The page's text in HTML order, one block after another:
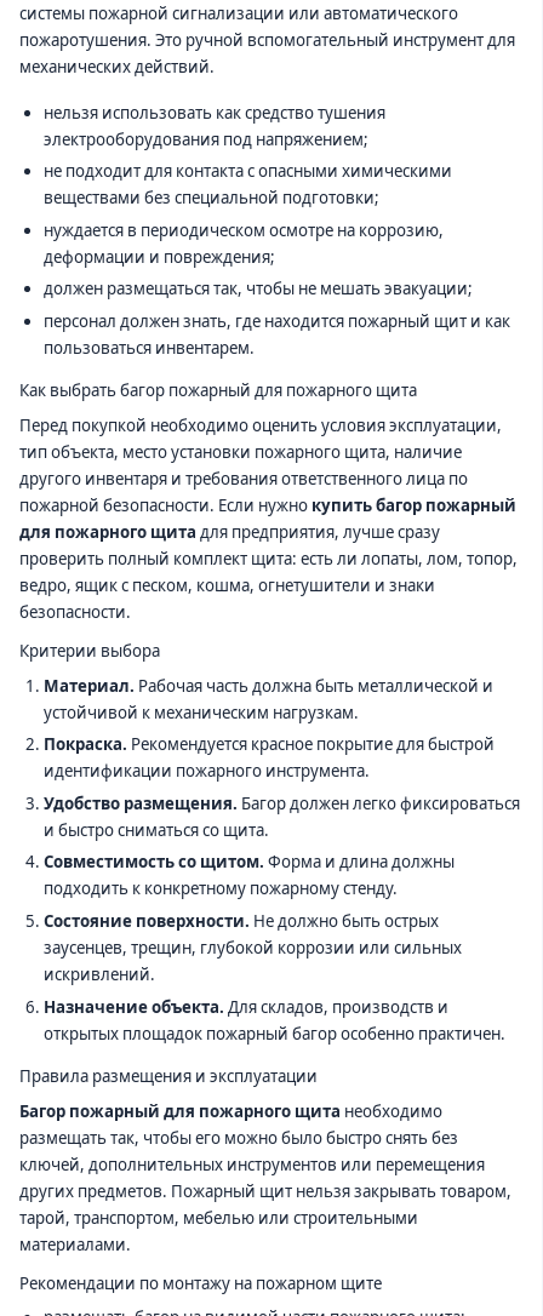
системы пожарной сигнализации или автоматического
пожаротушения. Это ручной вспомогательный инструмент для
механических действий.
нельзя использовать как средство тушения
электрооборудования под напряжением;
не подходит для контакта с опасными химическими
веществами без специальной подготовки;
нуждается в периодическом осмотре на коррозию,
деформации и повреждения;
должен размещаться так, чтобы не мешать эвакуации;
персонал должен знать, где находится пожарный щит и как
пользоваться инвентарем.
Как выбрать багор пожарный для пожарного щита
Перед покупкой необходимо оценить условия эксплуатации,
тип объекта, место установки пожарного щита, наличие
другого инвентаря и требования ответственного лица по
пожарной безопасности. Если нужно купить багор пожарный
для пожарного щита для предприятия, лучше сразу
проверить полный комплект щита: есть ли лопаты, лом, топор,
ведро, ящик с песком, кошма, огнетушители и знаки
безопасности.
Критерии выбора
Материал. Рабочая часть должна быть металлической и
устойчивой к механическим нагрузкам.
Покраска. Рекомендуется красное покрытие для быстрой
идентификации пожарного инструмента.
Удобство размещения. Багор должен легко фиксироваться
и быстро сниматься со щита.
Совместимость со щитом. Форма и длина должны
подходить к конкретному пожарному стенду.
Состояние поверхности. Не должно быть острых
заусенцев, трещин, глубокой коррозии или сильных
искривлений.
Назначение объекта. Для складов, производств и
открытых площадок пожарный багор особенно практичен.
Правила размещения и эксплуатации
Багор пожарный для пожарного щита необходимо
размещать так, чтобы его можно было быстро снять без
ключей, дополнительных инструментов или перемещения
других предметов. Пожарный щит нельзя закрывать товаром,
тарой, транспортом, мебелью или строительными
материалами.
Рекомендации по монтажу на пожарном щите